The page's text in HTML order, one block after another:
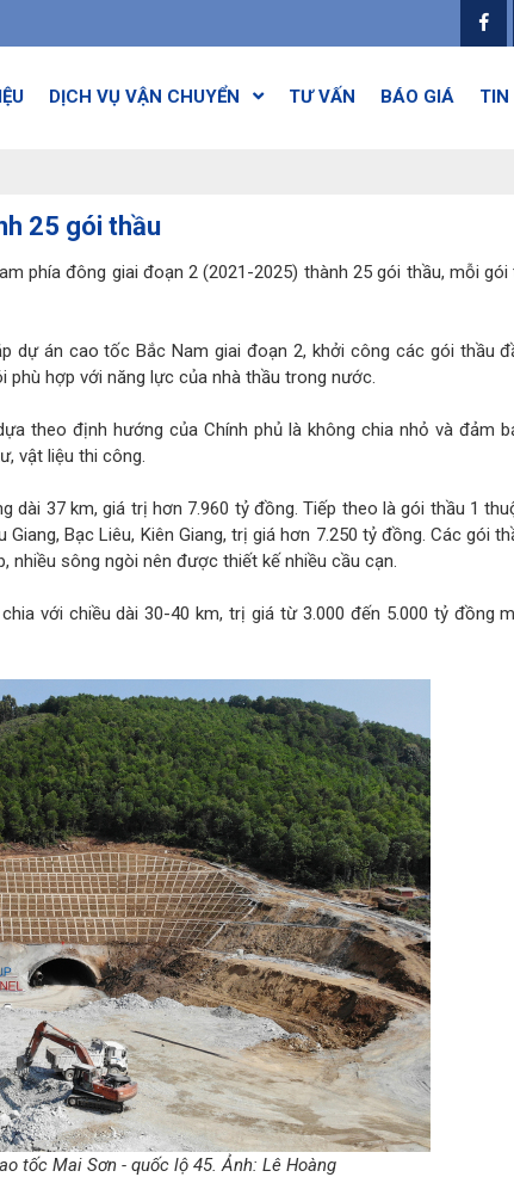
DỊCH VỤ VẬN CHUYỂN TƯ VẤN BÁO GIÁ TIN
25 gói thầu
phía đông giai đoạn 2 (2021-2025) thành 25 gói thầu, mỗi gói
dự án cao tốc Bắc Nam giai đoạn 2, khởi công các gói thầu
hợp với năng lực của nhà thầu trong nước.
theo định hướng của Chính phủ là không chia nhỏ và đảm
vật liệu thi công.
dài 37 km, giá trị hơn 7.960 tỷ đồng. Tiếp theo là gói thầu 1
Bạc Liêu, Kiên Giang, trị giá hơn 7.250 tỷ đồng. Các gói
sông ngòi nên được thiết kế nhiều cầu cạn.
với chiều dài 30-40 km, trị giá từ 3.000 đến 5.000 tỷ đồng
tốc Mai Sơn - quốc lộ 45. Ảnh: Lê Hoàng